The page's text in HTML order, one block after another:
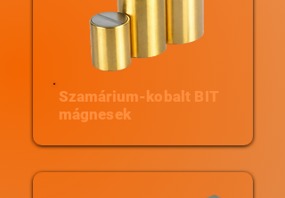
Szamárium-kobalt BIT
mágnesek